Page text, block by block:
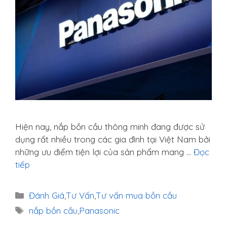
Hiện nay, nắp bồn cầu thông minh đang được sử
dụng rất nhiều trong các gia đình tại Việt Nam bởi
những ưu điểm tiện lợi của sản phẩm mang … Đọc
tiếp
Danh
mục
Đánh Giá,Tư Vấn,Tư vấn mua bồn cầu
Thẻ
nắp bồn cầu Panasonic